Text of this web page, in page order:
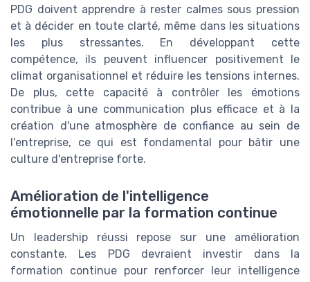
PDG doivent apprendre à rester calmes sous pression
et à décider en toute clarté, même dans les situations
les plus stressantes. En développant cette
compétence, ils peuvent influencer positivement le
climat organisationnel et réduire les tensions internes.
De plus, cette capacité à contrôler les émotions
contribue à une communication plus efficace et à la
création d'une atmosphère de confiance au sein de
l'entreprise, ce qui est fondamental pour bâtir une
culture d'entreprise forte.
Amélioration de l'intelligence
émotionnelle par la formation continue
Un leadership réussi repose sur une amélioration
constante. Les PDG devraient investir dans la
formation continue pour renforcer leur intelligence